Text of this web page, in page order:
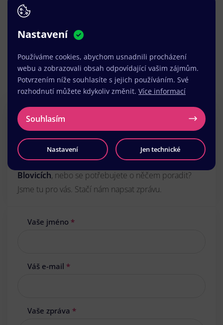
Potřebujete
tisk letáků
v Blovicích?
Zajímá vás předběžná cena za tiskakčních letákův
Blovicích, nebo se potřebujete o něčem poradit?
Jsme tu pro vás. Stačí nám napsat zprávu.
Vaše jméno *
Váš e-mail *
Vaše zpráva *
Nastavení
Používáme cookies, abychom usnadnili procházení
webu a zobrazovali obsah odpovídající vašim zájmům.
Potvrzením níže souhlasíte s jejich používáním. Své
rozhodnutí můžete kdykoliv změnit. Více informací
Souhlasím
Nastavení Jen technické